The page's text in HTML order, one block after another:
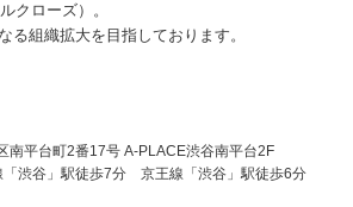
クローズ）。
る組織拡大を目指しております。
南平台町2番17号 A-PLACE渋谷南平台2F
「渋谷」駅徒歩7分 京王線「渋谷」駅徒歩6分